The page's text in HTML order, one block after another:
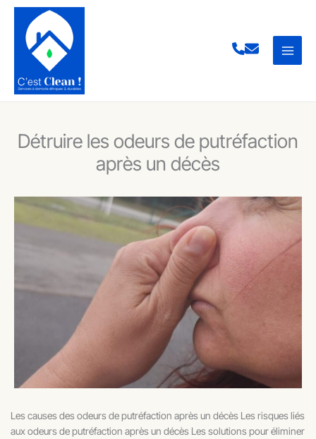
Aller
contenu
Détruire les odeurs de putréfaction
après un décès
Les causes des odeurs de putréfaction après un décès Les risques liés
aux odeurs de putréfaction après un décès Les solutions pour éliminer